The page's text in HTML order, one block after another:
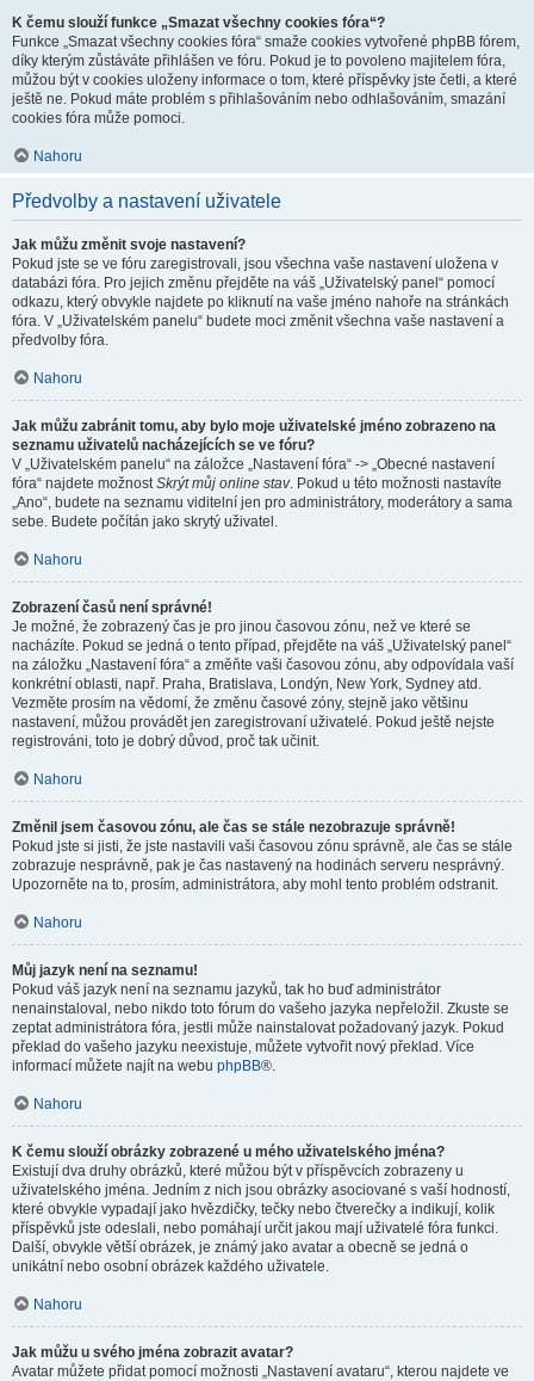
K čemu slouží funkce „Smazat všechny cookies fóra“?
Funkce „Smazat všechny cookies fóra“ smaže cookies vytvořené phpBB fórem,
díky kterým zůstáváte přihlášen ve fóru. Pokud je to povoleno majitelem fóra,
můžou být v cookies uloženy informace o tom, které příspěvky jste četli, a které
ještě ne. Pokud máte problém s přihlašováním nebo odhlašováním, smazání
cookies fóra může pomoci.
Nahoru
Předvolby a nastavení uživatele
Jak můžu změnit svoje nastavení?
Pokud jste se ve fóru zaregistrovali, jsou všechna vaše nastavení uložena v
databázi fóra. Pro jejich změnu přejděte na váš „Uživatelský panel“ pomocí
odkazu, který obvykle najdete po kliknutí na vaše jméno nahoře na stránkách
fóra. V „Uživatelském panelu“ budete moci změnit všechna vaše nastavení a
předvolby fóra.
Nahoru
Jak můžu zabránit tomu, aby bylo moje uživatelské jméno zobrazeno na
seznamu uživatelů nacházejících se ve fóru?
V „Uživatelském panelu“ na záložce „Nastavení fóra“ -> „Obecné nastavení
fóra“ najdete možnostSkrýt můj online stav. Pokud u této možnosti nastavíte
„Ano“, budete na seznamu viditelní jen pro administrátory, moderátory a sama
sebe. Budete počítán jako skrytý uživatel.
Nahoru
Zobrazení časů není správné!
Je možné, že zobrazený čas je pro jinou časovou zónu, než ve které se
nacházíte. Pokud se jedná o tento případ, přejděte na váš „Uživatelský panel“
na záložku „Nastavení fóra“ a změňte vaši časovou zónu, aby odpovídala vaší
konkrétní oblasti, např. Praha, Bratislava, Londýn, New York, Sydney atd.
Vezměte prosím na vědomí, že změnu časové zóny, stejně jako většinu
nastavení, můžou provádět jen zaregistrovaní uživatelé. Pokud ještě nejste
registrováni, toto je dobrý důvod, proč tak učinit.
Nahoru
Změnil jsem časovou zónu, ale čas se stále nezobrazuje správně!
Pokud jste si jisti, že jste nastavili vaši časovou zónu správně, ale čas se stále
zobrazuje nesprávně, pak je čas nastavený na hodinách serveru nesprávný.
Upozorněte na to, prosím, administrátora, aby mohl tento problém odstranit.
Nahoru
Můj jazyk není na seznamu!
Pokud váš jazyk není na seznamu jazyků, tak ho buď administrátor
nenainstaloval, nebo nikdo toto fórum do vašeho jazyka nepřeložil. Zkuste se
zeptat administrátora fóra, jestli může nainstalovat požadovaný jazyk. Pokud
překlad do vašeho jazyku neexistuje, můžete vytvořit nový překlad. Více
informací můžete najít na webu phpBB®.
Nahoru
K čemu slouží obrázky zobrazené u mého uživatelského jména?
Existují dva druhy obrázků, které můžou být v příspěvcích zobrazeny u
uživatelského jména. Jedním z nich jsou obrázky asociované s vaší hodností,
které obvykle vypadají jako hvězdičky, tečky nebo čtverečky a indikují, kolik
příspěvků jste odeslali, nebo pomáhají určit jakou mají uživatelé fóra funkci.
Další, obvykle větší obrázek, je známý jako avatar a obecně se jedná o
unikátní nebo osobní obrázek každého uživatele.
Nahoru
Jak můžu u svého jména zobrazit avatar?
Avatar můžete přidat pomocí možnosti „Nastavení avataru“, kterou najdete ve